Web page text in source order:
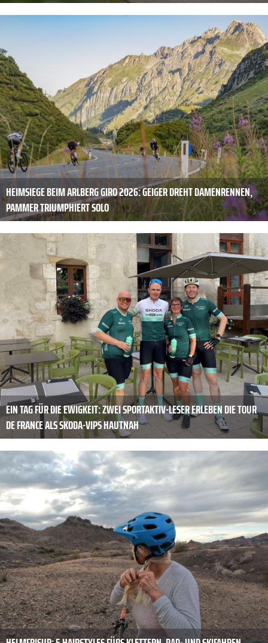
HEIMSIEGE BEIM ARLBERG GIRO 2026: GEIGER DREHT DAMENRENNEN,
PAMMER TRIUMPHIERT SOLO
EIN TAG FÜR DIE EWIGKEIT: ZWEI SPORTAKTIV-LESER ERLEBEN DIE TOUR
DE FRANCE ALS SKODA-VIPS HAUTNAH